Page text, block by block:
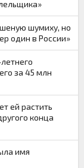
шумиху, но
один в России»
за 45 млн
ей растить
конца
имя